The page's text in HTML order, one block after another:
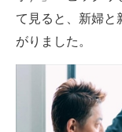
て見ると、新婦と
がりました。